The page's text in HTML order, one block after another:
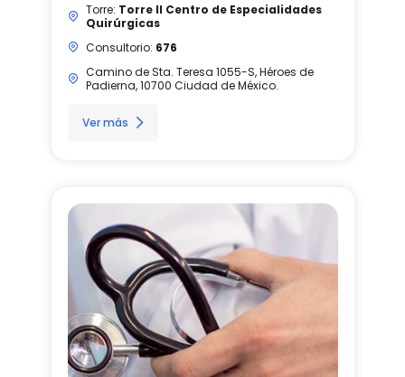
Torre: Torre II Centro de Especialidades
Quirúrgicas
Consultorio: 676
Camino de Sta. Teresa 1055-S, Héroes de
Padierna, 10700 Ciudad de México.
Ver más